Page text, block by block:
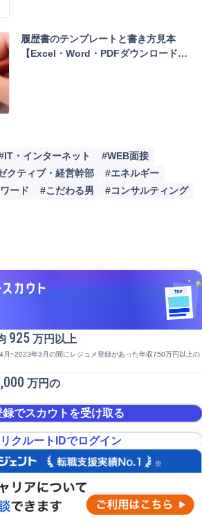
履歴書のテンプレートと書き方見本
【Excel・Word・PDFダウンロード…
・インターネット
#WEB面接
クティブ・経営幹部
#エネルギー
ード
#こだわる男 #コンサルティング
925 万円以上
~2023年3月の間にレジュメ登録があった年収750万円以上の
万円の
録でスカウトを受け取る
リクルートIDでログイン